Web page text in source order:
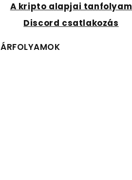
A kripto alapjai tanfolyam
Discord csatlakozás
ÁRFOLYAMOK